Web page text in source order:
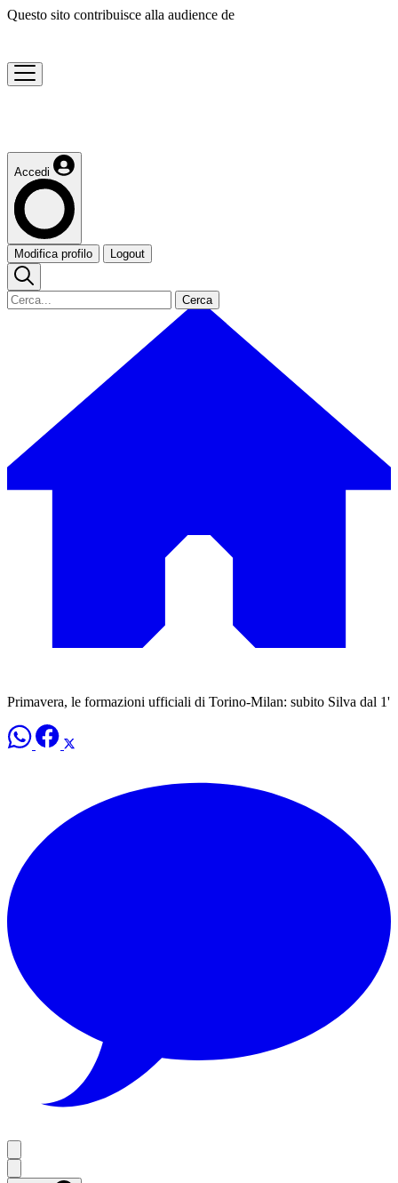
Questo sito contribuisce alla audience de
Accedi
Modifica profilo Logout
Cerca
Primavera, le formazioni ufficiali di Torino-Milan: subito Silva dal 1'